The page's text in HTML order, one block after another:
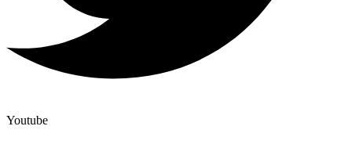
Youtube